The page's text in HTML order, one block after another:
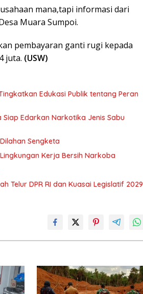
mana,tapi informasi dari
Muara Sumpoi.
pembayaran ganti rugi kepada
juta. (USW)
Edukasi Publik tentang Peran
Edarkan Narkotika Jenis Sabu
Sengketa
Kerja Bersih Narkoba
Telur DPR RI dan Kuasai Legislatif 2029